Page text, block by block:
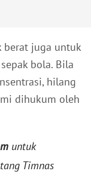
berat juga untuk
bola. Bila
hilang
dihukum oleh
untuk
Timnas